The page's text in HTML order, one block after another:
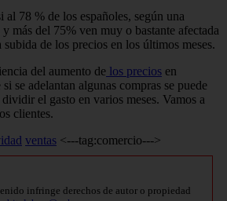
al 78 % de los españoles, según una
más del 75% ven muy o bastante afectada
de los precios en los últimos meses.
del aumento de los precios en
se adelantan algunas compras se puede
el gasto en varios meses. Vamos a
clientes.
ventas <---tag:comercio--->
infringe derechos de autor o propiedad